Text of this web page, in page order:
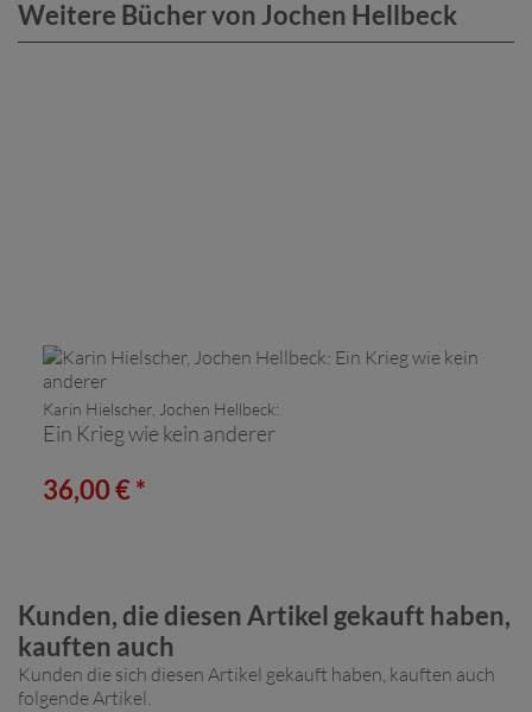
Weitere Bücher von Jochen Hellbeck
Karin Hielscher, Jochen Hellbeck:
Ein Krieg wie kein anderer
36,00 € *
Kunden, die diesen Artikel gekauft haben,
kauften auch
Kunden die sich diesen Artikel gekauft haben, kauften auch
folgende Artikel.